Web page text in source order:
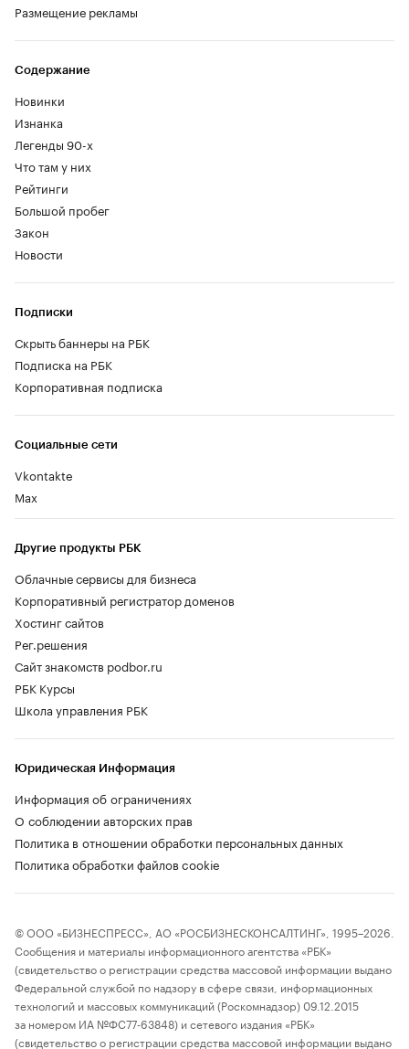
Размещение рекламы
Содержание
Новинки
Изнанка
Легенды 90-х
Что там у них
Рейтинги
Большой пробег
Закон
Новости
Социальные сети
Vkontakte
Max
Другие продукты РБК
Облачные сервисы для бизнеса
Корпоративный регистратор доменов
Хостинг сайтов
Рег.решения
Сайт знакомств podbor.ru
РБК Курсы
Школа управления РБК
Подписки
Скрыть баннеры на РБК
Подписка на РБК
Корпоративная подписка
Юридическая Информация
Информация об ограничениях
О соблюдении авторских прав
Политика в отношении обработки персональных данных
Политика обработки файлов cookie
© ООО «БИЗНЕСПРЕСС», АО «РОСБИЗНЕСКОНСАЛТИНГ», 1995–2026.
Сообщения и материалы информационного агентства «РБК»
(свидетельство о регистрации средства массовой информации выдано
Федеральной службой по надзору в сфере связи, информационных
технологий и массовых коммуникаций (Роскомнадзор) 09.12.2015
за номером ИА №ФС77-63848) и сетевого издания «РБК»
(свидетельство о регистрации средства массовой информации выдано